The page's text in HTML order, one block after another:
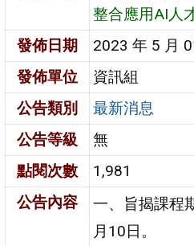
整合應用AI人
發佈日期
2023 年 5 月
發佈單位
資訊組
公告類別
最新消息
公告等級
無
點閱次數
1,981
公告內容
一、旨揭課程
月10日。